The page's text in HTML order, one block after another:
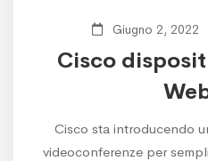
Giugno 2, 2022
Cisco
Cisco sta introducendo
videoconferenze per